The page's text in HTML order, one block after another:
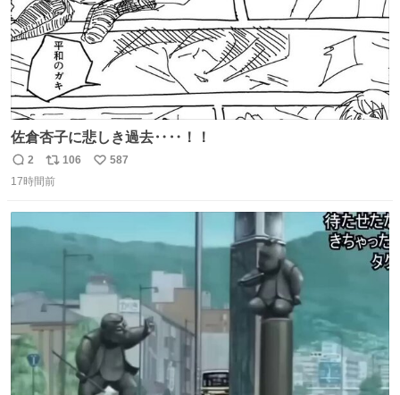
佐倉杏子に悲しき過去‥‥！！
返
信
2
リ
ポ
106
い
587
17時間前